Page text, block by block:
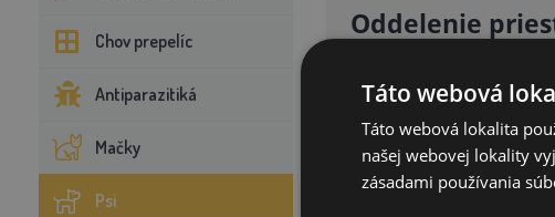
Chov prepelíc
Antiparazitiká
Mačky
Psi
Oddelenie
časti auta.
Táto webová
Táto webová lokalita
našej webovej lokality
zásadami používania